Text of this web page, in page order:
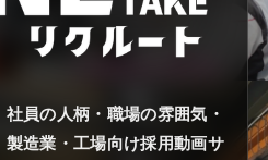
員の人柄・職場の雰囲気・
造業・工場向け採用動画サ